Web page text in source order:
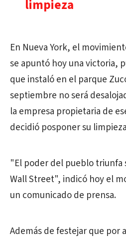
limpieza
En Nueva York, el
se apuntó hoy una victoria,
que instaló en el parque
septiembre no será
la empresa propietaria de
decidió posponer su
"El poder del pueblo triunfa
Wall Street", indicó hoy el
un comunicado de prensa.
Además de festejar que por